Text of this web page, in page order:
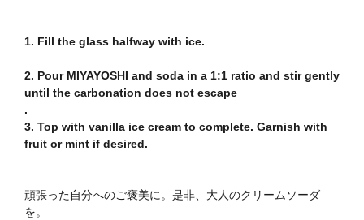
1. Fill the glass halfway with ice.
2. Pour MIYAYOSHI and soda in a 1:1 ratio and stir gently
until the carbonation does not escape
.
3. Top with vanilla ice cream to complete. Garnish with
fruit or mint if desired.
頑張った自分へのご褒美に。是非、大人のクリームソーダ
を。